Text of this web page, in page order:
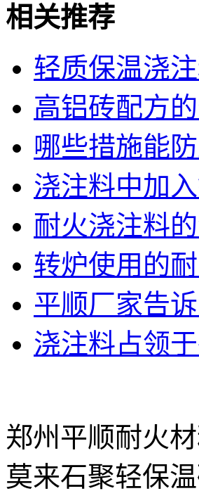
相关推荐
轻质保温浇
高铝砖配方
哪些措施能
浇注料中加
耐火浇注料
转炉使用的
平顺厂家告
浇注料占领
郑州平顺耐火
莫来石聚轻保